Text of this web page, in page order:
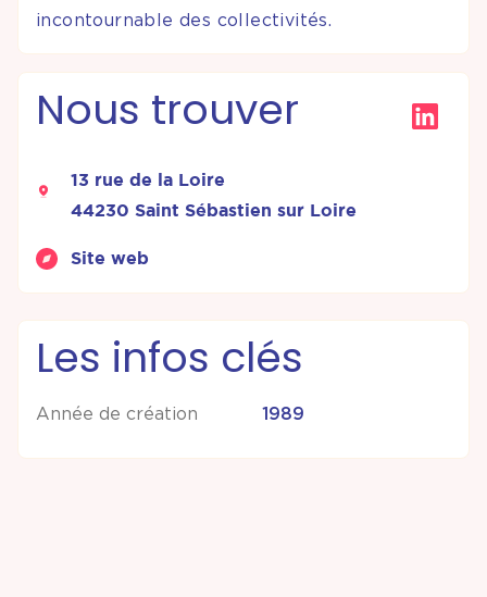
incontournable des collectivités.
Nous trouver
13 rue de la Loire
44230 Saint Sébastien sur Loire
Site web
Les infos clés
Année de création 1989